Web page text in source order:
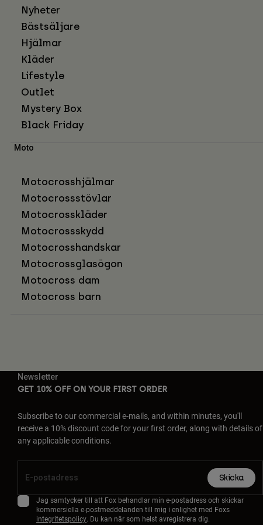
Nyheter
Bästsäljare
Hjälmar
Kläder
Lifestyle
Outlet
Mystery Box
Black Friday
Moto
Motocrosshjälmar
Motocrossstövlar
Motocrosskläder
Motocrossskydd
Motocrosshandskar
Motocrossglasögon
Motocross dam
Motocross barn
Newsletter
GET 10% OFF ON YOUR FIRST ORDER
Subscribe to our commercial e-mails, and within minutes, you'll
receive a 10% discount code for your first order, along with details of
any applicable conditions.
Skicka
Jag samtycker till att Fox behandlar min e-postadress och skickar
kommersiella e-postmeddelanden till mig i enlighet med Foxs
integritetspolicy. Du kan när som helst avregistrera dig.